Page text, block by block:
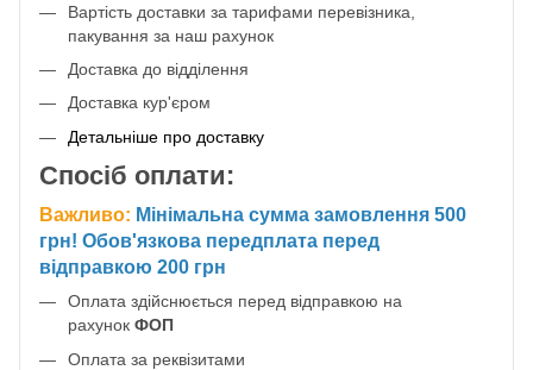
Вартість доставки за тарифами перевізника,
пакування за наш рахунок
Доставка до відділення
Доставка кур'єром
Детальніше про доставку
Спосіб оплати:
Важливо: Мінімальна сумма замовлення 500
грн! Обов'язкова передплата перед
відправкою 200 грн
Оплата здійснюється перед відправкою на
рахунок ФОП
Оплата за реквізитами